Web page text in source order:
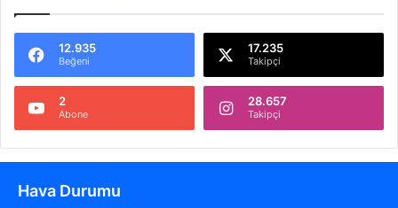
12.935
Beğeni
17.235
Takipçi
2
Abone
28.657
Takipçi
Hava Durumu